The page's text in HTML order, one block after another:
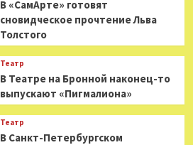
В «СамАрте» готовят
сновидческое прочтение Льва
Толстого
Театр
В Театре на Бронной наконец-то
выпускают «Пигмалиона»
Театр
В Санкт-Петербургском